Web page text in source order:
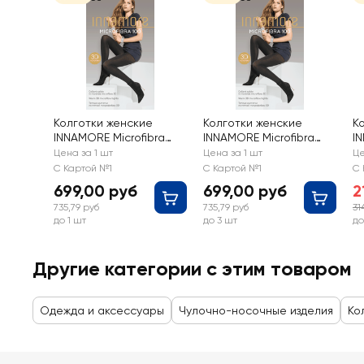
Колготки женские
INNAMORE Microfibra
100 den nero 3
Цена за 1 шт
С Картой №1
699,00 руб
735,79 руб
до 1 шт
Колготки женские
INNAMORE Microfibra
100 den nero 4
Цена за 1 шт
С Картой №1
699,00 руб
735,79 руб
до 3 шт
С
Другие категории с этим товаром
Одежда и аксессуары Чулочно-носочные изделия